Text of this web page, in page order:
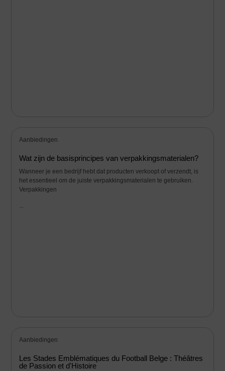
Aanbiedingen
Wat zijn de basisprincipes van verpakkingsmaterialen?
Wanneer je een bedrijf hebt dat producten verkoopt of verzendt, is
het essentieel om de juiste verpakkingsmaterialen te gebruiken.
Verpakkingen
...
Aanbiedingen
Les Stades Emblématiques du Football Belge : Théâtres
de Passion et d'Histoire